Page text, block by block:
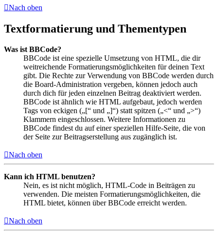
Nach oben
Textformatierung und Thementypen
Was ist BBCode?
BBCode ist eine spezielle Umsetzung von HTML, die dir
weitreichende Formatierungsmöglichkeiten für deinen Text
gibt. Die Rechte zur Verwendung von BBCode werden durch
die Board-Administration vergeben, können jedoch auch
durch dich für jeden einzelnen Beitrag deaktiviert werden.
BBCode ist ähnlich wie HTML aufgebaut, jedoch werden
Tags von eckigen („[“ und „]“) statt spitzen („<“ und „>“)
Klammern eingeschlossen. Weitere Informationen zu
BBCode findest du auf einer speziellen Hilfe-Seite, die von
der Seite zur Beitragserstellung aus zugänglich ist.
Nach oben
Kann ich HTML benutzen?
Nein, es ist nicht möglich, HTML-Code in Beiträgen zu
verwenden. Die meisten Formatierungsmöglichkeiten, die
HTML bietet, können über BBCode erreicht werden.
Nach oben